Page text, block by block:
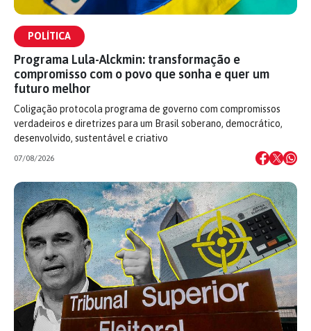
POLÍTICA
Programa Lula-Alckmin: transformação e
compromisso com o povo que sonha e quer um
futuro melhor
Coligação protocola programa de governo com compromissos
verdadeiros e diretrizes para um Brasil soberano, democrático,
desenvolvido, sustentável e criativo
07/08/2026